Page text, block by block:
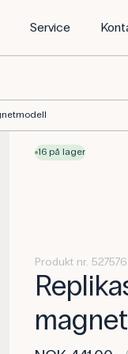
Service
16 på lager
Produkt nr. 527576